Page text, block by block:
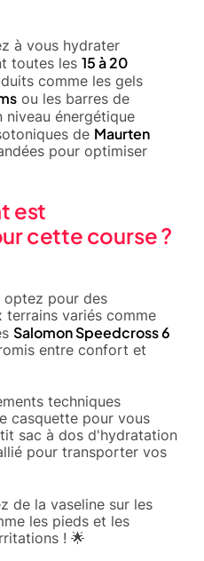
à vous hydrater
toutes les 15 à 20
comme les gels
ou les barres de
niveau énergétique
de Maurten
pour optimiser
est
cette course ?
optez pour des
terrains variés comme
Salomon Speedcross 6
entre confort et
techniques
casquette pour vous
sac à dos d'hydratation
pour transporter vos
de la vaseline sur les
les pieds et les
! 🌟